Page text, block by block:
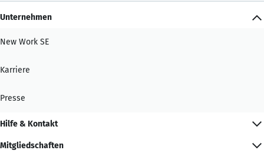
Unternehmen
New Work SE
Karriere
Presse
Hilfe & Kontakt
Mitgliedschaften